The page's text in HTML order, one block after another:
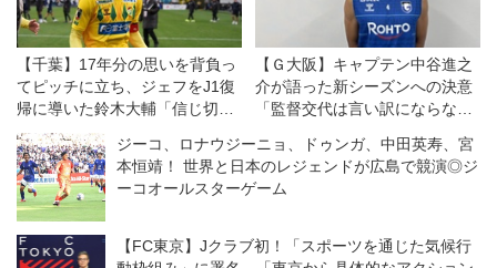
【千葉】17年分の思いを背負っ
てピッチに立ち、ジェフをJ1復
帰に導いた鈴木大輔「信じ切っ
ていたけど、色んな思いが込み
上げました」
【Ｇ大阪】キャプテン中谷進之
介が語った新シーズンへの決意
「監督交代は言い訳にならな
は全部、自分たちに回ってく
る」
ジーコ、ロナウジーニョ、ドゥンガ、中田英寿、宮
本恒靖！ 世界と日本のレジェンドが広島で競演◎ジ
ーコオールスターゲーム
【FC東京】Jクラブ初！「スポーツを通じた気候行